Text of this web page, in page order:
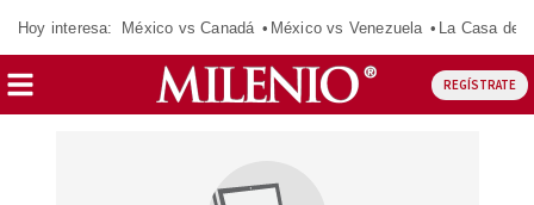
Hoy interesa: México vs Canadá México vs Venezuela La Casa de
REGÍSTRATE